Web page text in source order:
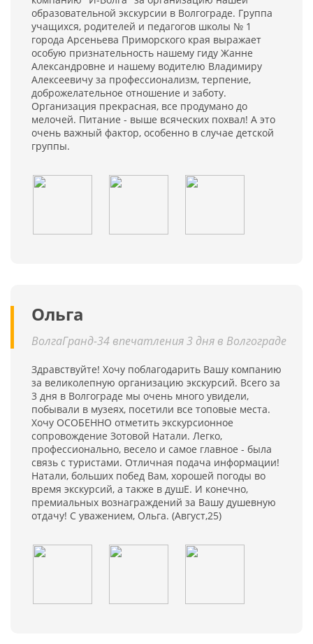
образовательной экскурсии в Волгограде. Группа
учащихся, родителей и педагогов школы № 1
города Арсеньева Приморского края выражает
особую признательность нашему гиду Жанне
Александровне и нашему водителю Владимиру
Алексеевичу за профессионализм, терпение,
доброжелательное отношение и заботу.
Организация прекрасная, все продумано до
мелочей. Питание - выше всяческих похвал! А это
очень важный фактор, особенно в случае детской
группы.
Ольга
ВолгаГранд-34 впечатления 3 дня в Волгограде
Здравствуйте! Хочу поблагодарить Вашу компанию
за великолепную организацию экскурсий. Всего за
3 дня в Волгограде мы очень много увидели,
побывали в музеях, посетили все топовые места.
Хочу ОСОБЕННО отметить экскурсионное
сопровождение Зотовой Натали. Легко,
профессионально, весело и самое главное - была
связь с туристами. Отличная подача информации!
Натали, больших побед Вам, хорошей погоды во
время экскурсий, а также в душЕ. И конечно,
премиальных вознаграждений за Вашу душевную
отдачу! С уважением, Ольга. (Август,25)